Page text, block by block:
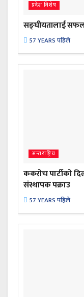
प्रदेश विशेष
सङ्घीयतालाई सफल
57 YEARS पहिले
अन्तराष्ट्रिय
ककरोच पार्टीको
संस्थापक पक्राउ
57 YEARS पहिले